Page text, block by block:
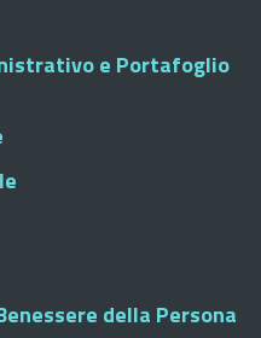
e Portafoglio
della Persona